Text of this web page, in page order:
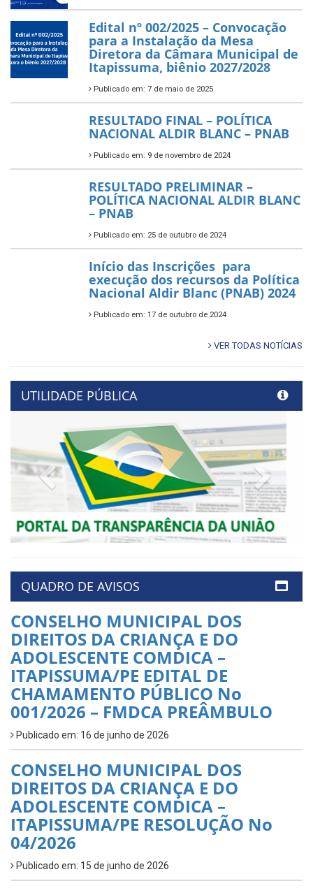
Edital nº 002/2025 – Convocação
para a Instalação da Mesa
Diretora da Câmara Municipal de
Itapissuma, biênio 2027/2028
Publicado em: 7 de maio de 2025
RESULTADO FINAL – POLÍTICA
NACIONAL ALDIR BLANC – PNAB
Publicado em: 9 de novembro de 2024
RESULTADO PRELIMINAR –
POLÍTICA NACIONAL ALDIR BLANC
– PNAB
Publicado em: 25 de outubro de 2024
Início das Inscrições para
execução dos recursos da Política
Nacional Aldir Blanc (PNAB) 2024
Publicado em: 17 de outubro de 2024
VER TODAS NOTÍCIAS
UTILIDADE PÚBLICA
Previous
QUADRO DE AVISOS
CONSELHO MUNICIPAL DOS
DIREITOS DA CRIANÇA E DO
ADOLESCENTE COMDICA –
ITAPISSUMA/PE EDITAL DE
CHAMAMENTO PÚBLICO No
001/2026 – FMDCA PREÂMBULO
Publicado em: 16 de junho de 2026
CONSELHO MUNICIPAL DOS
DIREITOS DA CRIANÇA E DO
ADOLESCENTE COMDICA –
ITAPISSUMA/PE RESOLUÇÃO No
04/2026
Publicado em: 15 de junho de 2026